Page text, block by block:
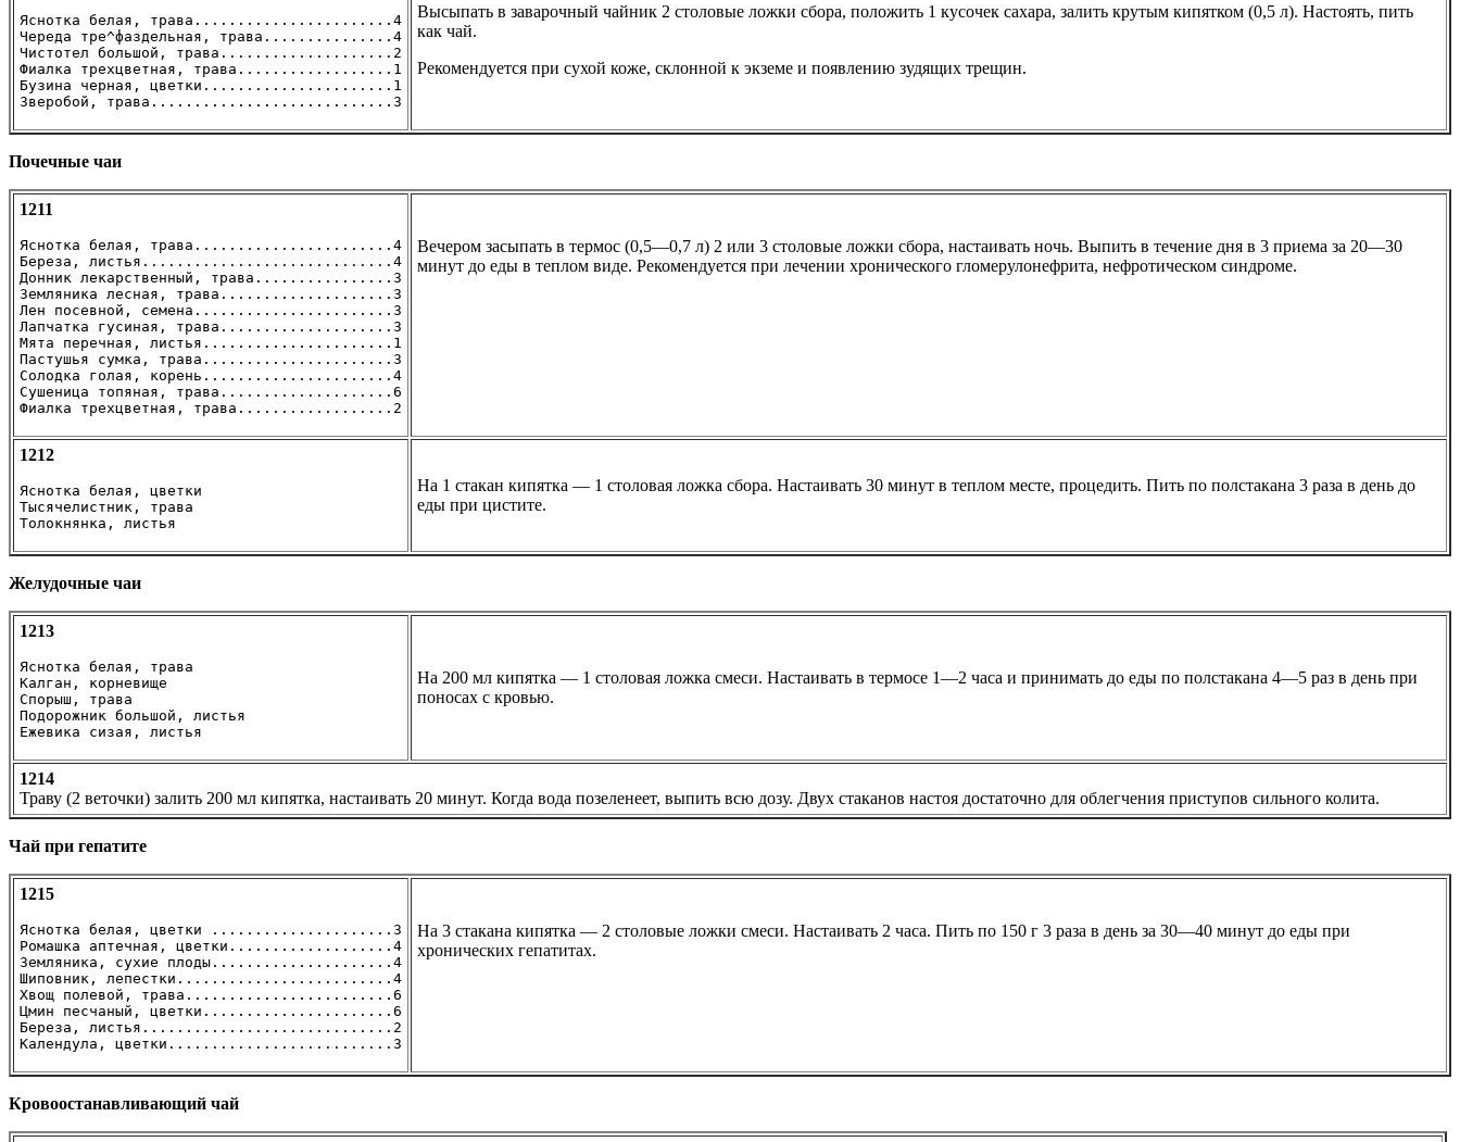
Яснотка белая, трава.......................4
Череда тре^фаздельная, трава...............4
Чистотел большой, трава....................2
Фиалка трехцветная, трава..................1
Бузина черная, цветки......................1
Зверобой, трава............................3
Высыпать в заварочный чайник 2 столовые ложки сбора, положить 1 кусочек сахара, залить крутым кипятком (0,5 л). Настоять, пить
как чай.
Рекомендуется при сухой коже, склонной к экземе и появлению зудящих трещин.
Почечные чаи
1211
Яснотка белая, трава.......................4
Береза, листья.............................4
Донник лекарственный, трава................3
Земляника лесная, трава....................3
Лен посевной, семена.......................3
Лапчатка гусиная, трава....................3
Мята перечная, листья......................1
Пастушья сумка, трава......................3
Солодка голая, корень......................4
Сушеница топяная, трава....................6
Фиалка трехцветная, трава..................2
Вечером засыпать в термос (0,5—0,7 л) 2 или 3 столовые ложки сбора, настаивать ночь. Выпить в течение дня в 3 приема за 20—30
минут до еды в теплом виде. Рекомендуется при лечении хронического гломерулонефрита, нефротическом синдроме.
1212
Яснотка белая, цветки
Тысячелистник, трава
Толокнянка, листья
На 1 стакан кипятка — 1 столовая ложка сбора. Настаивать 30 минут в теплом месте, процедить. Пить по полстакана 3 раза в день до
еды при цистите.
Желудочные чаи
1213
Яснотка белая, трава
Калган, корневище
Спорыш, трава
Подорожник большой, листья
Ежевика сизая, листья
На 200 мл кипятка — 1 столовая ложка смеси. Настаивать в термосе 1—2 часа и принимать до еды по полстакана 4—5 раз в день при
поносах с кровью.
1214
Траву (2 веточки) залить 200 мл кипятка, настаивать 20 минут. Когда вода позеленеет, выпить всю дозу. Двух стаканов настоя достаточно для облегчения приступов сильного колита.
Чай при гепатите
1215
Яснотка белая, цветки .....................3
Ромашка аптечная, цветки...................4
Земляника, сухие плоды.....................4
Шиповник, лепестки.........................4
Хвощ полевой, трава........................6
Цмин песчаный, цветки......................6
Береза, листья.............................2
Календула, цветки..........................3
На 3 стакана кипятка — 2 столовые ложки смеси. Настаивать 2 часа. Пить по 150 г 3 раза в день за 30—40 минут до еды при
хронических гепатитах.
Кровоостанавливающий чай